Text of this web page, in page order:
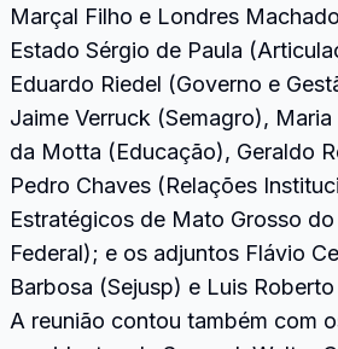
Marçal Filho e Londres
Estado Sérgio de Paula
Eduardo Riedel (Governo e
Jaime Verruck (Semagro),
da Motta (Educação), Geraldo
Pedro Chaves (Relações
Estratégicos de Mato Grosso
Federal); e os adjuntos Flávio
Barbosa (Sejusp) e Luis
A reunião contou também com